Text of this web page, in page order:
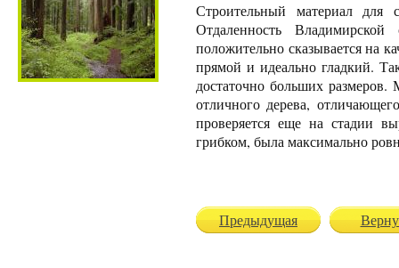
Строительный материал для
Отдаленность
положительно сказывается на
прямой и идеально гладкий.
достаточно больших
отличного дерева,
проверяется еще на стадии
грибком, была максимально
Предыдущая